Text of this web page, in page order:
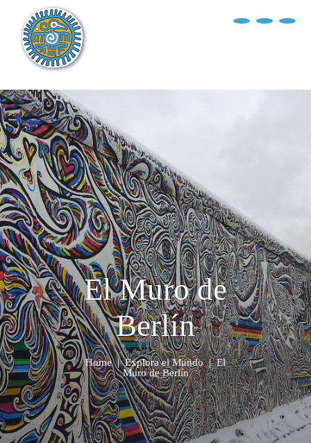
replica rolex air king watches
El Muro de
Berlín
Home |Explora el Mundo |El
Muro de Berlín